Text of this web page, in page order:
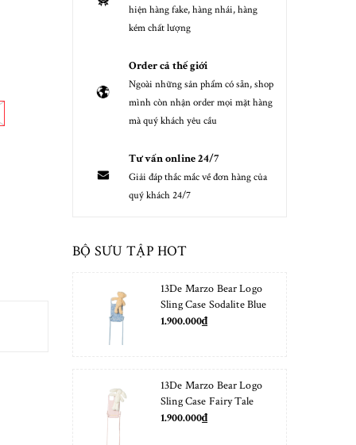
hiện hàng fake, hàng nhái, hàng
kém chất lượng
Order cả thế giới
Ngoài những sản phẩm có sẵn, shop
mình còn nhận order mọi mặt hàng
mà quý khách yêu cầu
Tư vấn online 24/7
Giải đáp thắc mắc về đơn hàng của
quý khách 24/7
BỘ SƯU TẬP HOT
13De Marzo Bear Logo
Sling Case Sodalite Blue
1.900.000₫
13De Marzo Bear Logo
Sling Case Fairy Tale
1.900.000₫